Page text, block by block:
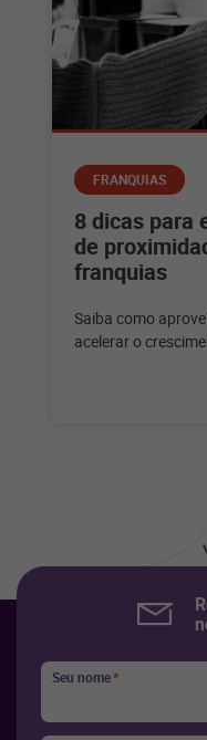
FRANQUIAS
8 dicas para
de
franquias
Saiba como
acelerar o
Seu nome*